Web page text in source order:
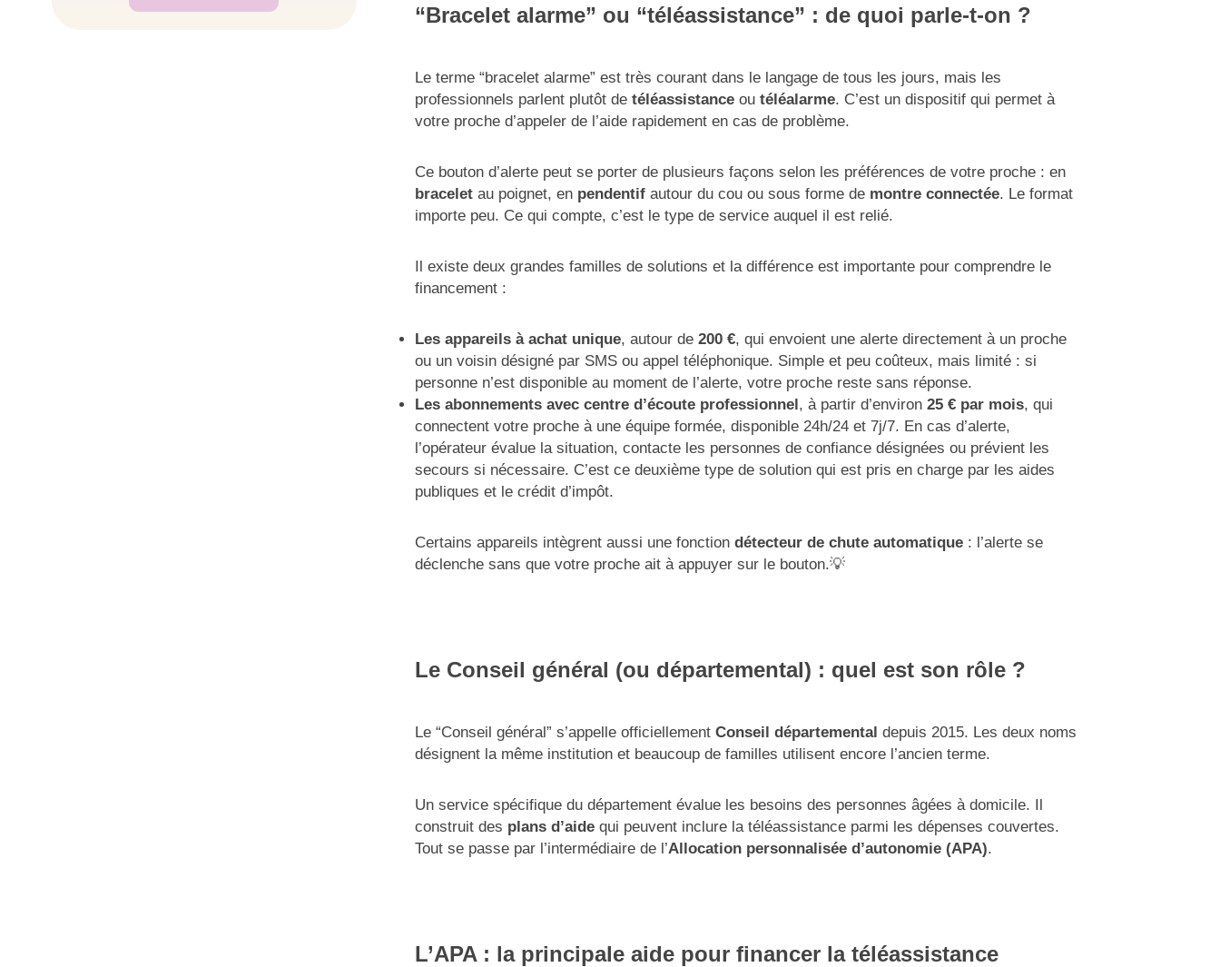
“Bracelet alarme” ou “téléassistance” : de quoi parle-t-on ?
Le terme “bracelet alarme” est très courant dans le langage de tous les jours, mais les
professionnels parlent plutôt de téléassistanceou téléalarme. C’est un dispositif qui permet à
votre proche d’appeler de l’aide rapidement en cas de problème.
Ce bouton d’alerte peut se porter de plusieurs façons selon les préférences de votre proche : en
braceletau poignet, en pendentifautour du cou ou sous forme de montre connectée. Le format
importe peu. Ce qui compte, c’est le type de service auquel il est relié.
Il existe deux grandes familles de solutions et la différence est importante pour comprendre le
financement :
Les appareils à achat unique, autour de 200 €, qui envoient une alerte directement à un proche
ou un voisin désigné par SMS ou appel téléphonique. Simple et peu coûteux, mais limité : si
personne n’est disponible au moment de l’alerte, votre proche reste sans réponse.
Les abonnements avec centre d’écoute professionnel, à partir d’environ 25 € par mois, qui
connectent votre proche à une équipe formée, disponible 24h/24 et 7j/7. En cas d’alerte,
l’opérateur évalue la situation, contacte les personnes de confiance désignées ou prévient les
secours si nécessaire. C’est ce deuxième type de solution qui est pris en charge par les aides
publiques et le crédit d’impôt.
Certains appareils intègrent aussi une fonction détecteur de chute automatique: l’alerte se
déclenche sans que votre proche ait à appuyer sur le bouton.💡
Le Conseil général (ou départemental) : quel est son rôle ?
Le “Conseil général” s’appelle officiellement Conseil départemental depuis 2015. Les deux noms
désignent la même institution et beaucoup de familles utilisent encore l’ancien terme.
Un service spécifique du département évalue les besoins des personnes âgées à domicile. Il
construit des plans d’aidequi peuvent inclure la téléassistance parmi les dépenses couvertes.
Tout se passe par l’intermédiaire de l’Allocation personnalisée d’autonomie (APA).
L’APA : la principale aide pour financer la téléassistance